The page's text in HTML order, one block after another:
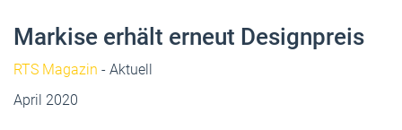
Markise erhält erneut Designpreis
RTS Magazin - Aktuell
April 2020